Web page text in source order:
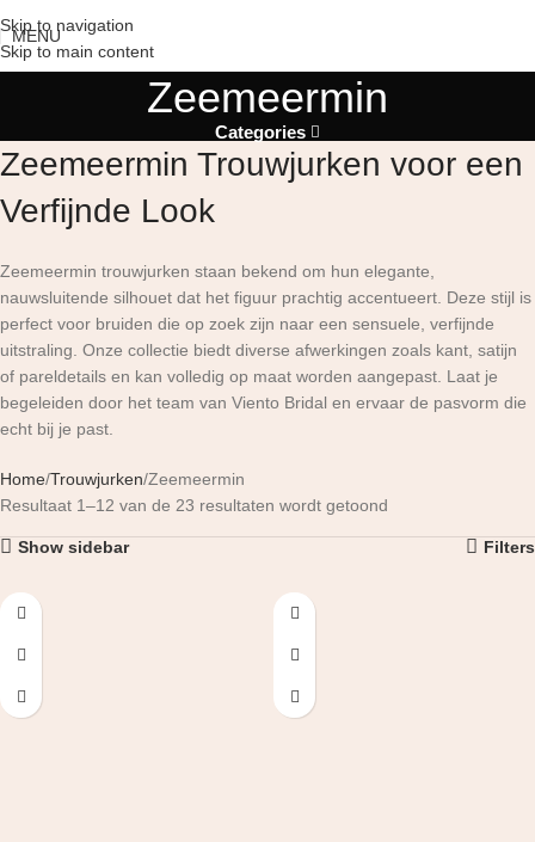
Skip to navigation
Skip to main content
MENU
Zeemeermin
Categories
Zeemeermin Trouwjurken voor een
Verfijnde Look
Zeemeermin trouwjurken staan bekend om hun elegante,
nauwsluitende silhouet dat het figuur prachtig accentueert. Deze stijl is
perfect voor bruiden die op zoek zijn naar een sensuele, verfijnde
uitstraling. Onze collectie biedt diverse afwerkingen zoals kant, satijn
of pareldetails en kan volledig op maat worden aangepast. Laat je
begeleiden door het team van Viento Bridal en ervaar de pasvorm die
echt bij je past.
Home Trouwjurken Zeemeermin
Resultaat 1–12 van de 23 resultaten wordt getoond
Show sidebar Filters